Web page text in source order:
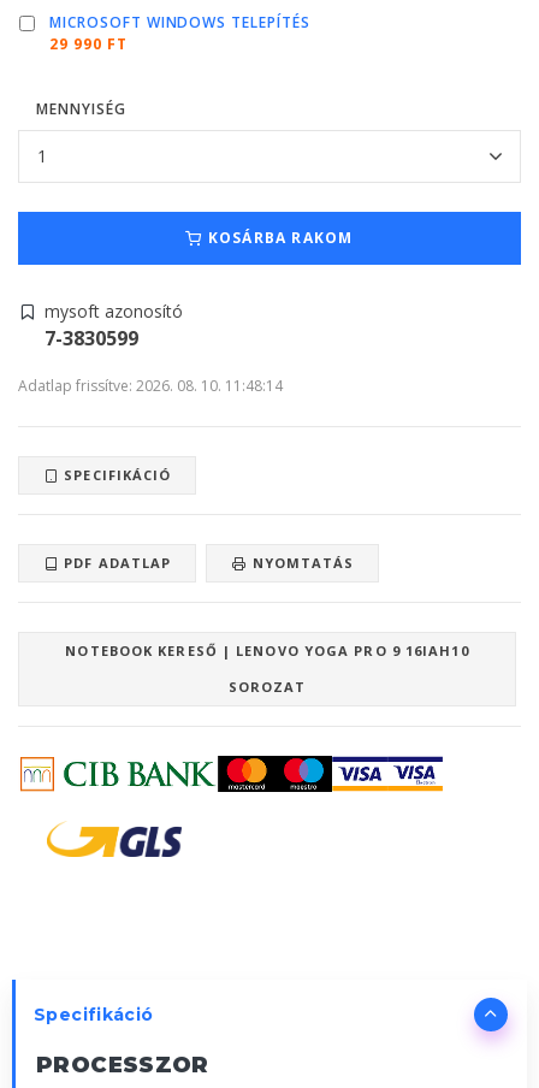
MICROSOFT WINDOWS TELEPÍTÉS
29 990 FT
MENNYISÉG
KOSÁRBA RAKOM
mysoft azonosító
7-3830599
Adatlap frissítve: 2026. 08. 10. 11:48:14
SPECIFIKÁCIÓ
PDF ADATLAP NYOMTATÁS
NOTEBOOK KERESŐ | LENOVO YOGA PRO 9 16IAH10
SOROZAT
Specifikáció
PROCESSZOR